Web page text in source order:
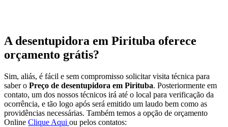
A desentupidora em Pirituba oferece
orçamento grátis?
Sim, aliás, é fácil e sem compromisso solicitar visita técnica para
saber o Preço de desentupidora em Pirituba. Posteriormente em
contato, um dos nossos técnicos irá até o local para verificação da
ocorrência, e tão logo após será emitido um laudo bem como as
providências necessárias. Também temos a opção de orçamento
Online Clique Aqui ou pelos contatos: